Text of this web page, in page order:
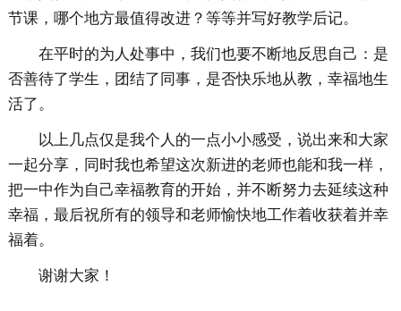
节课，哪个地方最值得改进？等等并写好教学后记。
在平时的为人处事中，我们也要不断地反思自己：是
否善待了学生，团结了同事，是否快乐地从教，幸福地生
活了。
以上几点仅是我个人的一点小小感受，说出来和大家
一起分享，同时我也希望这次新进的老师也能和我一样，
把一中作为自己幸福教育的开始，并不断努力去延续这种
幸福，最后祝所有的领导和老师愉快地工作着收获着并幸
福着。
谢谢大家！